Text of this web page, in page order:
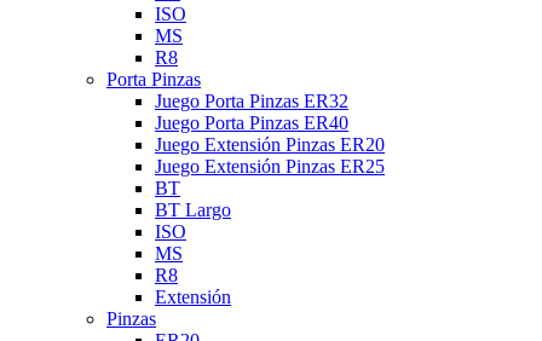
ISO
MS
R8
Porta Pinzas
Juego Porta Pinzas ER32
Juego Porta Pinzas ER40
Juego Extensión Pinzas ER20
Juego Extensión Pinzas ER25
BT
BT Largo
ISO
MS
R8
Extensión
Pinzas